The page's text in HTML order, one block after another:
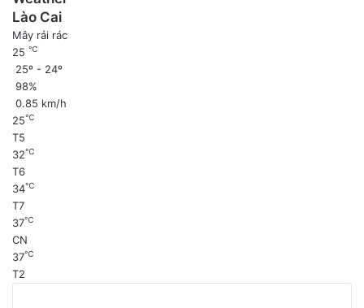
Lào Cai
Mây rải rác
25 ℃
25º - 24º
98%
0.85 km/h
25℃
T5
32℃
T6
34℃
T7
37℃
CN
37℃
T2